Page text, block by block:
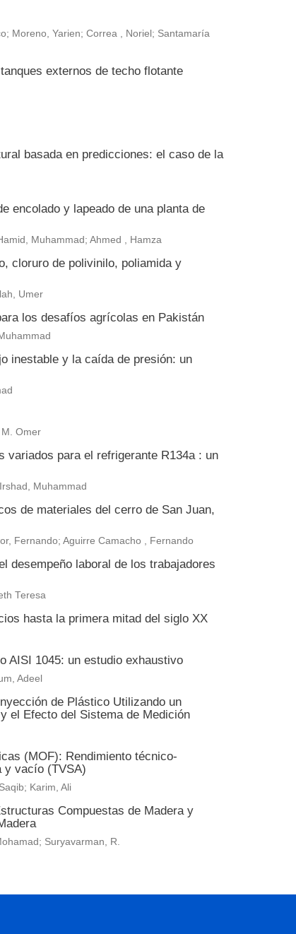
Moreno, Yarien; Correa , Noriel; Santamaría
externos de techo flotante
basada en predicciones: el caso de la
encolado y lapeado de una planta de
Muhammad; Ahmed , Hamza
cloruro de polivinilo, poliamida y
Umer
los desafíos agrícolas en Pakistán
inestable y la caída de presión: un
Omer
variados para el refrigerante R134a : un
Muhammad
de materiales del cerro de San Juan,
Fernando; Aguirre Camacho , Fernando
desempeño laboral de los trabajadores
Teresa
hasta la primera mitad del siglo XX
AISI 1045: un estudio exhaustivo
Adeel
de Plástico Utilizando un
el Efecto del Sistema de Medición
(MOF): Rendimiento técnico-
y vacío (TVSA)
Karim, Ali
Compuestas de Madera y
Suryavarman, R.